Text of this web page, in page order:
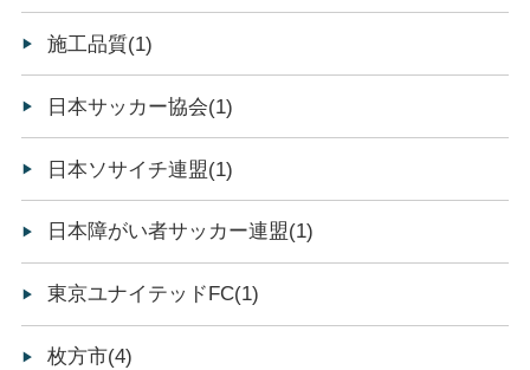
施工品質(1)
日本サッカー協会(1)
日本ソサイチ連盟(1)
日本障がい者サッカー連盟(1)
東京ユナイテッドFC(1)
枚方市(4)